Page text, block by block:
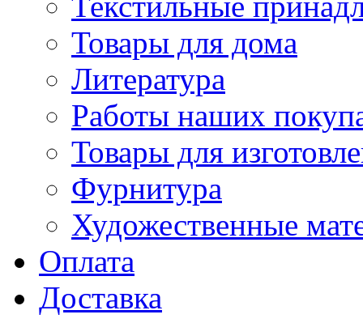
Товары для дома
Литература
Работы наших
Товары для
Фурнитура
Художественные
Оплата
Доставка